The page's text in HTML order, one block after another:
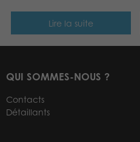
Lire la suite
QUI SOMMES-NOUS ?
Contacts
Détaillants